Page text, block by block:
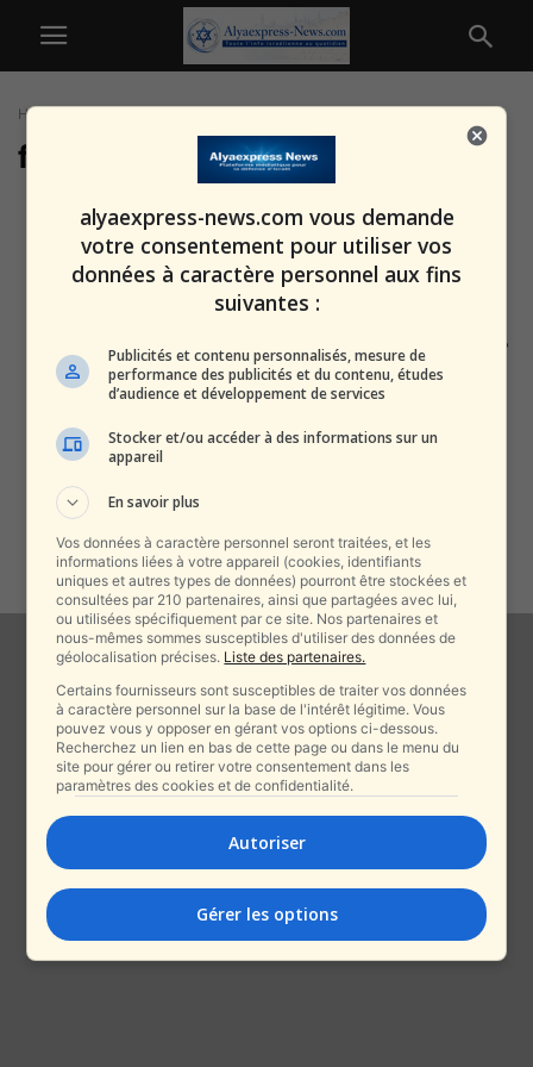
Home
front nord
« Le round contre l’Iran se
terminera dans dix jours —
mais...
alxprss_sab
🔴Escalade imminente au Liban ?
Le Hezbollah placé en état
d’alerte...
alxprss_sab - 28 juillet 2025
négociations indirectes entre
Israël et...
alxprss_sab - 29 juin 2025
alyaexpress-news.com vous demande
votre consentement pour utiliser vos
données à caractère personnel aux fins
suivantes :
Publicités et contenu personnalisés, mesure de
performance des publicités et du contenu, études
d’audience et développement de services
Stocker et/ou accéder à des informations sur un
appareil
En savoir plus
Vos données à caractère personnel seront traitées, et les
informations liées à votre appareil (cookies, identifiants
uniques et autres types de données) pourront être stockées et
consultées par 210 partenaires, ainsi que partagées avec lui,
ou utilisées spécifiquement par ce site. Nos partenaires et
nous-mêmes sommes susceptibles d'utiliser des données de
géolocalisation précises. Liste des partenaires.
Certains fournisseurs sont susceptibles de traiter vos données
à caractère personnel sur la base de l'intérêt légitime. Vous
pouvez vous y opposer en gérant vos options ci-dessous.
Recherchez un lien en bas de cette page ou dans le menu du
site pour gérer ou retirer votre consentement dans les
paramètres des cookies et de confidentialité.
Autoriser
Gérer les options